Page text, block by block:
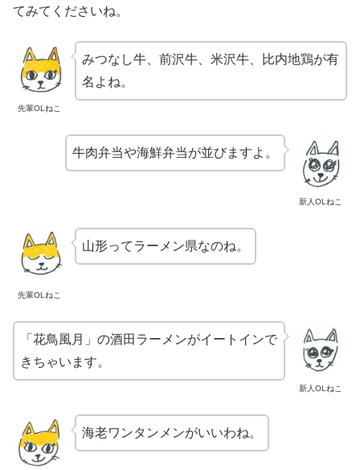
てみてくださいね。
先輩OLねこ
みつなし牛、前沢牛、米沢牛、比内地鶏が有
名よね。
新人OLねこ
牛肉弁当や海鮮弁当が並びますよ。
先輩OLねこ
山形ってラーメン県なのね。
新人OLねこ
「花鳥風月」の酒田ラーメンがイートインで
きちゃいます。
海老ワンタンメンがいいわね。